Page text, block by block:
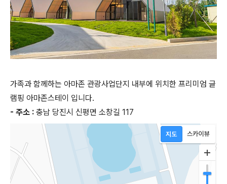
가족과 함께하는 아마존 관광사업단지 내부에 위치한 프리미엄 글
램핑 아마존스테이 입니다.
- 주소 : 충남 당진시 신평면 소창길 117